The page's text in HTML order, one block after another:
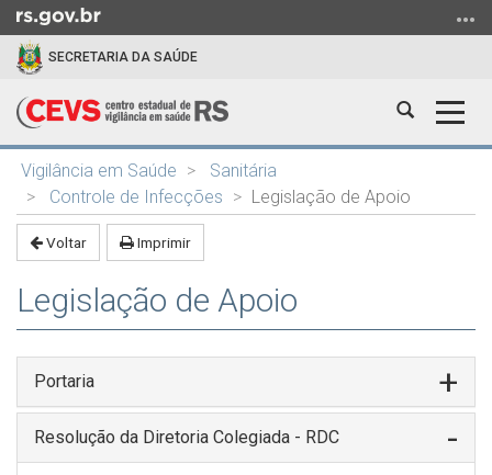
para
para
menu
para
busca
SECRETARIA DA SAÚDE
Abrir
Início
conteúdo
Vigilância em Saúde
Sanitária
Controle de Infecções
Legislação de Apoio
Voltar Imprimir
Legislação de Apoio
Portaria
Resolução da Diretoria Colegiada - RDC